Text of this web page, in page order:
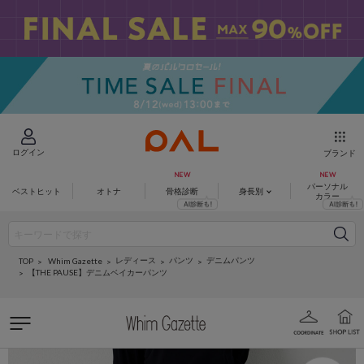
ログイン ブランド
ベストヒット オトナ 骨格診断 身長別
パーソナル
カラー
TOP Whim Gazette レディース パンツ
デニムパンツ
【THE PAUSE】デニムベイカーパンツ